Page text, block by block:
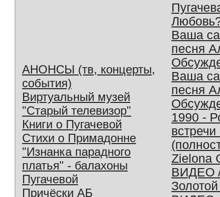
АНОНСЫ (тв, концерты,
события)
Виртуальный музей
"Старый телевизор"
Книги о Пугачевой
Стихи о Примадонне
"Изнанка парадного
платья" - балахоны
Пугачевой
Причёски АБ
Ваша
песня
Ваша
песня
1990 -
Zielona
ВИДЕО